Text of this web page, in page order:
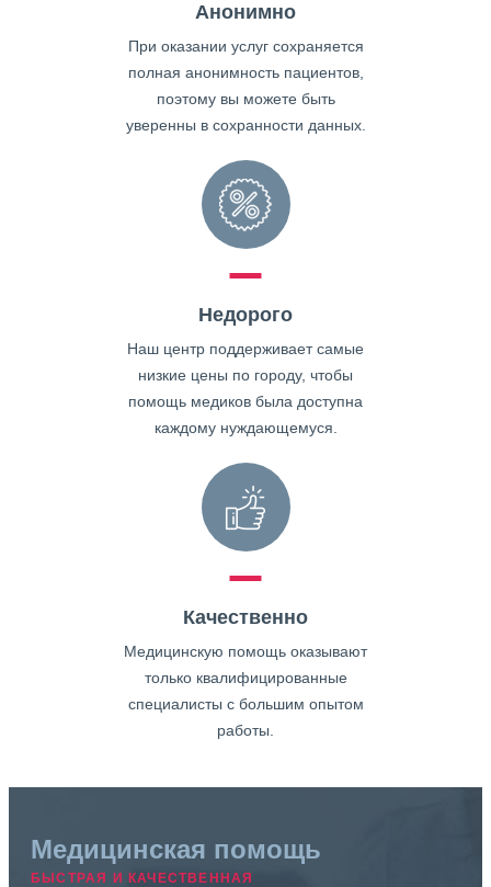
Анонимно
При оказании услуг сохраняется
полная анонимность пациентов,
поэтому вы можете быть
уверенны в сохранности данных.
Недорого
Наш центр поддерживает самые
низкие цены по городу, чтобы
помощь медиков была доступна
каждому нуждающемуся.
Качественно
Медицинскую помощь оказывают
только квалифицированные
специалисты с большим опытом
работы.
Медицинская помощь
БЫСТРАЯ И КАЧЕСТВЕННАЯ